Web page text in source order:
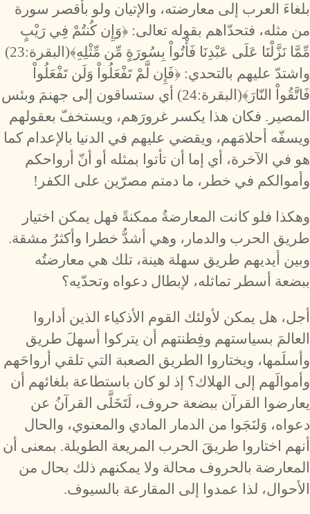
بلغاءَ العرب إلى معارضته، والإتيان ولو بأقصر سورة
من مثله، فتحدّاهم بقوله تعالى: ﴿وَإِن كُنتُمْ فِي رَيْبٍ
مِّمَّا نَزَّلْنَا عَلَى عَبْدِنَا فَأْتُواْ بِسُورَةٍ مِّن مِّثْلِهِ﴾(البقرة:23)
واشتدّ عليهم بالتحدي: ﴿فَإِن لَّمْ تَفْعَلُواْ وَلَن تَفْعَلُواْ
فَاتَّقُواْ النّارَ﴾(البقرة:24) أي ستساقون إلى جهنمَ وبئس
المصير. فكان هذا يكسر غرورَهم، ويستخفّ بعقولهم
ويسفّه أحلامَهم، ويقضي عليهم في الدنيا بالإعدام كما
هو في الآخرة، أي إما أن تأتوا بمثله أو أنّ أرواحكم
وأموالكم في خطر، ما دمتم مصرّين على الكفر!
وهكذا فلو كانت المعارضةُ ممكنةً فهل يمكن اختيار
طريق الحرب والدمار، وهي أشدُّ خطرا وأكثرُ مشقة.
وبين أيديهم طريق سهلة هينة، تلك هي معارضتُه
ببضعة أسطر تماثله، لإبطال دعواه وتحدّيه؟
أجل، هل يمكن لأولئك القوم الأذكياء الذين أداروا
العالمَ بسياستهم وفِطنتهم أن يتركوا أسهلَ طريق
وأسلَمها، ويختاروا الطريق الصعبة التي تلقي أرواحَهم
وأموالَهم إلى الهلاك؟ إذ لو كان باستطاعة بلغائهم أن
يعارضوا القرآن ببضعة حروف، لَتَخَلَّى القرآنُ عن
دعواه، وَلنَجَوا من الدمار المادي والمعنوي، والحال
أنهم اختاروا طريقَ الحرب المريعة الطويلة. بمعنى أن
المعارضة بالحروف محالة ولا يمكنهم ذلك بحال من
الأحوال، لذا عمدوا إلى المقارعة بالسيوف.